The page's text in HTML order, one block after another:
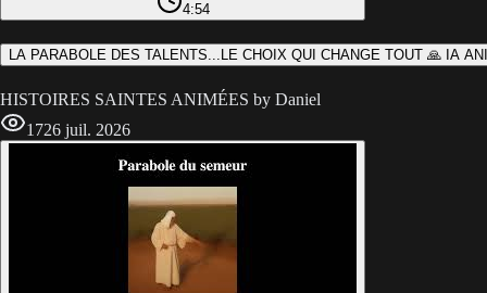
4:54
LA PARABOLE DES TALENTS...LE CHOIX QUI CHANGE TOUT 🙏 IA
HISTOIRES SAINTES ANIMÉES by Daniel
1726 juil. 2026